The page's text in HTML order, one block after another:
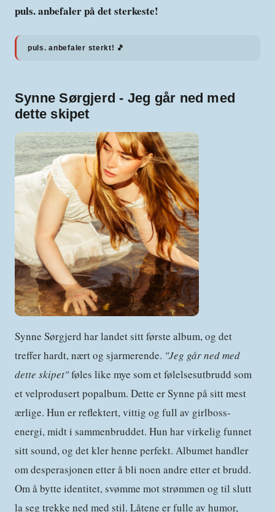
puls. anbefaler på det sterkeste!
puls. anbefaler sterkt! 🎵
Synne Sørgjerd - Jeg går ned med
dette skipet
Synne Sørgjerd har landet sitt første album, og det
treffer hardt, nært og sjarmerende. "Jeg går ned med
dette skipet"føles like mye som et følelsesutbrudd som
et velprodusert popalbum. Dette er Synne på sitt mest
ærlige. Hun er reflektert, vittig og full av girlboss-
energi, midt i sammenbruddet. Hun har virkelig funnet
sitt sound, og det kler henne perfekt. Albumet handler
om desperasjonen etter å bli noen andre etter et brudd.
Om å bytte identitet, svømme mot strømmen og til slutt
la seg trekke ned med stil. Låtene er fulle av humor,